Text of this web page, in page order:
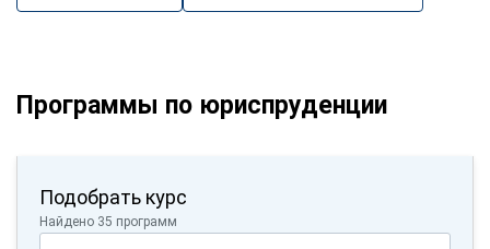
Программы по юриспруденции
Подобрать курс
Найдено 35 программ